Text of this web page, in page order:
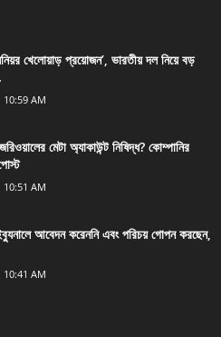
খেলোয়াড় প্রয়োজন’, ভারতীয় দল নিয়ে বড়
AM
মেটা অ্যাকাউন্ট নিষিদ্ধ? কোম্পানির
AM
আবেদন করেননি এবং পরিচয় গোপন করছেন,
AM